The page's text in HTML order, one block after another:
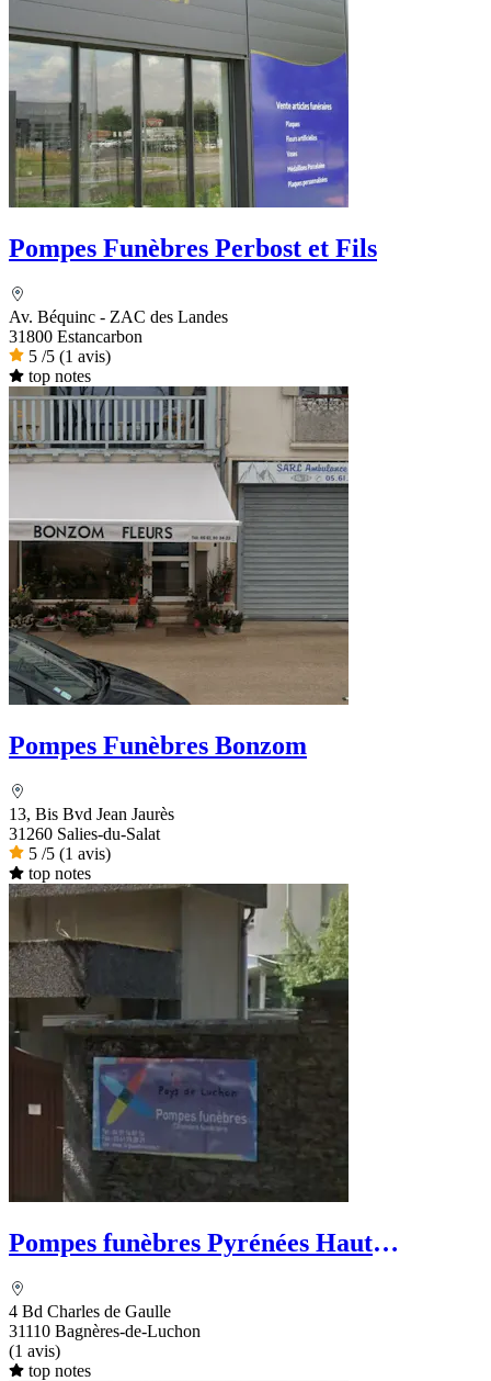
Pompes Funèbres Perbost et Fils
Av. Béquinc - ZAC des Landes
31800 Estancarbon
5 /5 (1 avis)
top notes
Pompes Funèbres Bonzom
13, Bis Bvd Jean Jaurès
31260 Salies-du-Salat
5 /5 (1 avis)
top notes
Pompes funèbres Pyrénées Haut
4 Bd Charles de Gaulle
31110 Bagnères-de-Luchon
(1 avis)
top notes